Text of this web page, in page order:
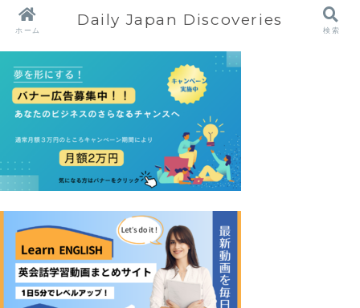
ホーム
Daily Japan Discoveries
検索